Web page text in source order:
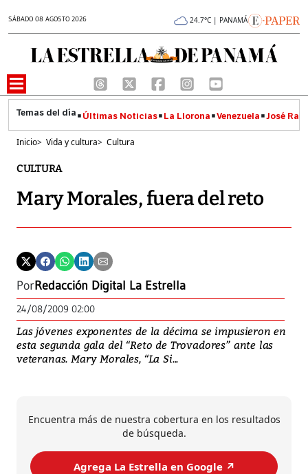
SÁBADO 08 AGOSTO 2026 24.7°C | PANAMÁ
Últimas Noticias La Llorona Venezuela José
Inicio> Vida y cultura> Cultura
CULTURA
Mary Morales, fuera del reto
PorRedacción Digital La Estrella
24/08/2009 02:00
Las jóvenes exponentes de la décima se impusieron en
esta segunda gala del “Reto de Trovadores” ante las
veteranas. Mary Morales, “La Si...
Encuentra más de nuestra cobertura en los resultados
de búsqueda.
Agrega La Estrella en Google ↗️